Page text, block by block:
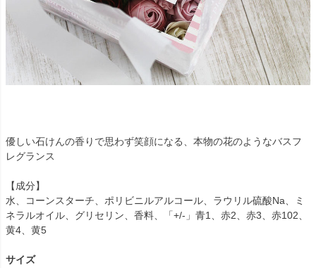
優しい石けんの香りで思わず笑顔になる、本物の花のようなバスフ
レグランス
【成分】
水、コーンスターチ、ポリビニルアルコール、ラウリル硫酸Na、ミ
ネラルオイル、グリセリン、香料、「+/-」青1、赤2、赤3、赤102、
黄4、黄5
サイズ